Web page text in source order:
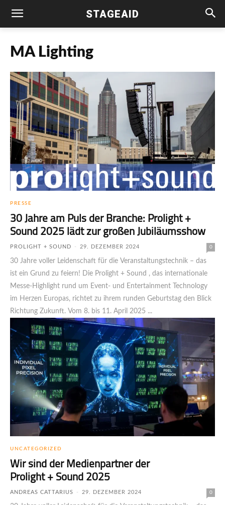
STAGEAID
MA Lighting
PRESSE
30 Jahre am Puls der Branche: Prolight +
Sound 2025 lädt zur großen Jubiläumsshow
PROLIGHT + SOUND - 29. DEZEMBER 2024 0
30 Jahre voller Leidenschaft für die Veranstaltungstechnik – das
ist ein Grund zu feiern! Die Prolight + Sound , das internationale
Messe-Highlight rund um Event- und Entertainment Technology
im Herzen Europas, richtet zu ihrem runden Geburtstag den Blick
Richtung Zukunft. Vom 8. bis 11. April 2025 ...
UNCATEGORIZED
Wir sind der Medienpartner der
Prolight + Sound 2025
ANDREAS CATTARIUS - 29. DEZEMBER 2024 0